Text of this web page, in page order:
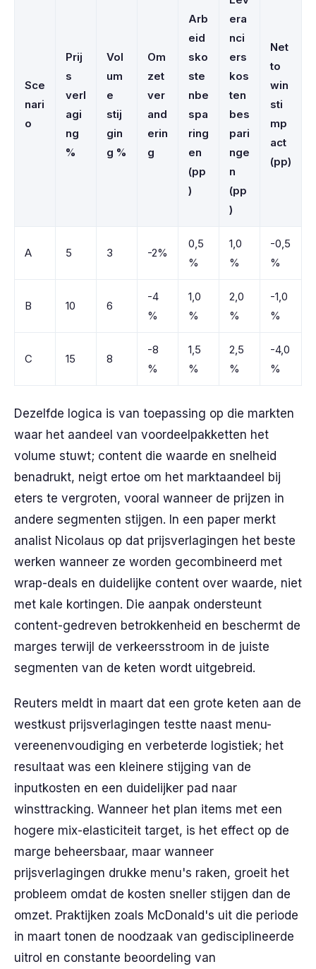
Sce
nari
o
Prij
s
verl
agi
ng
%
Vol
um
e
stij
gin
g %
Om
zet
ver
and
erin
g
Arb
eid
sko
ste
nbe
spa
ring
en
(pp
)
era
nci
ers
kos
ten
bes
pari
nge
n
(pp
)
Net
to
win
sti
mp
act
(pp)
A 5 3 -2%
0,5
%
1,0
%
-0,5
%
B 10 6
-4
%
1,0
%
2,0
%
-1,0
%
C 15 8
-8
%
1,5
%
2,5
%
-4,0
%
Dezelfde logica is van toepassing op die markten
waar het aandeel van voordeelpakketten het
volume stuwt; content die waarde en snelheid
benadrukt, neigt ertoe om het marktaandeel bij
eters te vergroten, vooral wanneer de prijzen in
andere segmenten stijgen. In een paper merkt
analist Nicolaus op dat prijsverlagingen het beste
werken wanneer ze worden gecombineerd met
wrap-deals en duidelijke content over waarde, niet
met kale kortingen. Die aanpak ondersteunt
content-gedreven betrokkenheid en beschermt de
marges terwijl de verkeersstroom in de juiste
segmenten van de keten wordt uitgebreid.
Reuters meldt in maart dat een grote keten aan de
westkust prijsverlagingen testte naast menu-
vereenenvoudiging en verbeterde logistiek; het
resultaat was een kleinere stijging van de
inputkosten en een duidelijker pad naar
winsttracking. Wanneer het plan items met een
hogere mix-elasticiteit target, is het effect op de
marge beheersbaar, maar wanneer
prijsverlagingen drukke menu's raken, groeit het
probleem omdat de kosten sneller stijgen dan de
omzet. Praktijken zoals McDonald's uit die periode
in maart tonen de noodzaak van gedisciplineerde
uitrol en constante beoordeling van